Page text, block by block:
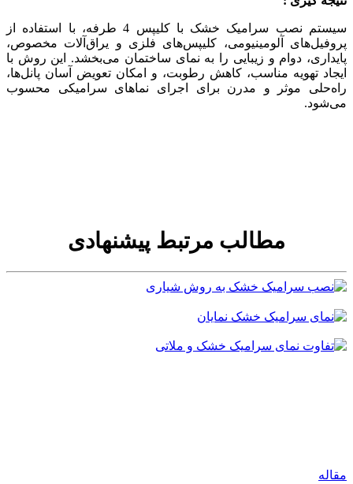
سیستم نصب سرامیک خشک با کلیپس 4 طرفه، با استفاده از
پروفیل‌های آلومینیومی، کلیپس‌های فلزی و یراق‌آلات مخصوص،
پایداری، دوام و زیبایی را به نمای ساختمان می‌بخشد. این روش با
ایجاد تهویه مناسب، کاهش رطوبت، و امکان تعویض آسان پانل‌ها،
راه‌حلی موثر و مدرن برای اجرای نماهای سرامیکی محسوب
می‌شود.
مطالب مرتبط پیشنهادی
مقاله